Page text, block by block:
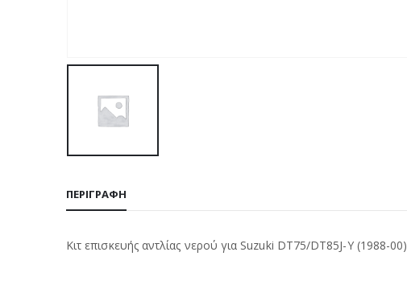
ΠΕΡΙΓΡΑΦΉ
Κιτ επισκευής αντλίας νερού για Suzuki DT75/DT85J-Y (1988-00)